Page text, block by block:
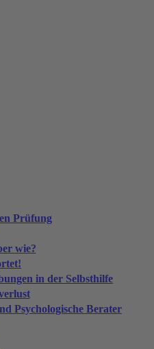
Prüfung
wie?
in der Selbsthilfe
Psychologische Berater